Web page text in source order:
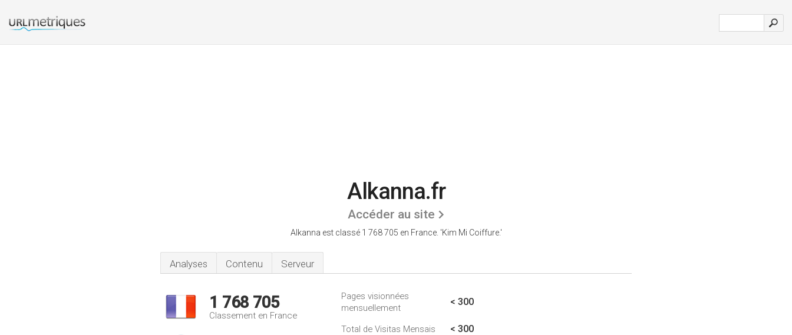
Alkanna.fr
Accéder au site
Alkanna est classé 1 768 705 en France. 'Kim Mi Coiffure.'
Analyses Contenu Serveur
1 768 705
Classement en France
Pages visionnées
mensuellement
< 300
Total de Visitas Mensais < 300